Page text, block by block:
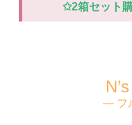
✩2箱セット
— フ